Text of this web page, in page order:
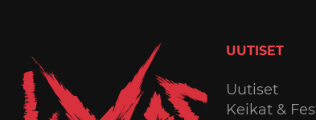
UUTISET
Uutiset
Keikat &